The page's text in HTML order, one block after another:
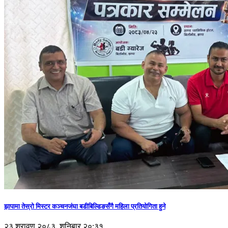
झापामा तेस्रो मिस्टर कञ्चनजंघा बडीबिल्डिङसँगै महिला प्रतियोगिता हुने